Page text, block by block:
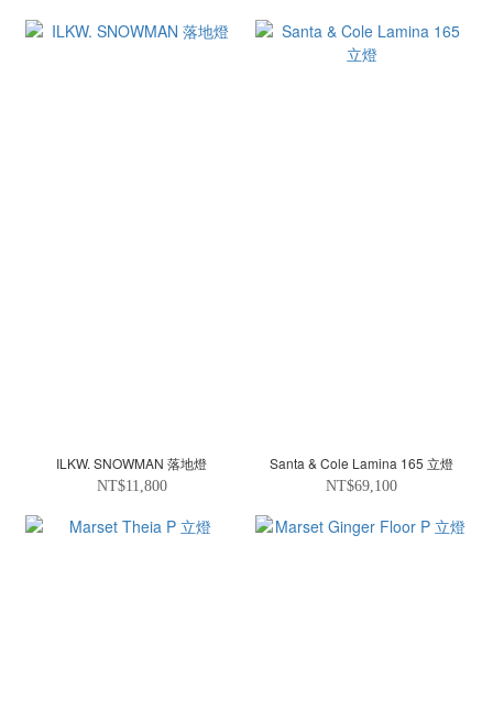
ILKW. SNOWMAN 落地燈
NT$11,800
Santa & Cole Lamina 165 立燈
NT$69,100